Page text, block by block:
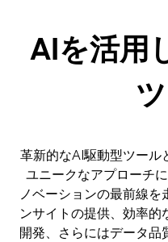
AIを活用
革新的なAI駆動型ツール
ユニークなアプローチ
ノベーションの最前線を
ンサイトの提供、効率
開発、さらにはデータ品